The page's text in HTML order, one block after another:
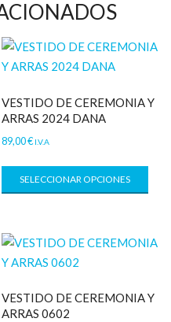
VESTIDO DE CEREMONIA Y
ARRAS 2024 DANA
89,00€ I.V.A
SELECCIONAR OPCIONES
VESTIDO DE CEREMONIA Y
ARRAS 0602